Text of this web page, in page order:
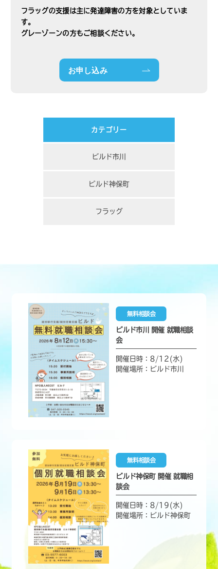
フラッグの支援は主に発達障害の方を対象としていま
す。
グレーゾーンの方もご相談ください。
お申し込み
カテゴリー
ビルド市川
ビルド神保町
フラッグ
無料相談会
ビルド市川 開催 就職相談
会
開催日時：8/12(水)
開催場所：ビルド市川
無料相談会
ビルド神保町 開催 就職相
談会
開催日時：8/19(水)
開催場所：ビルド神保町